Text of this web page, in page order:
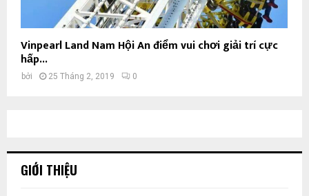
Vinpearl Land Nam Hội An điểm vui chơi giải trí cực
hấp...
bởi 25 Tháng 2, 2019 0
GIỚI THIỆU